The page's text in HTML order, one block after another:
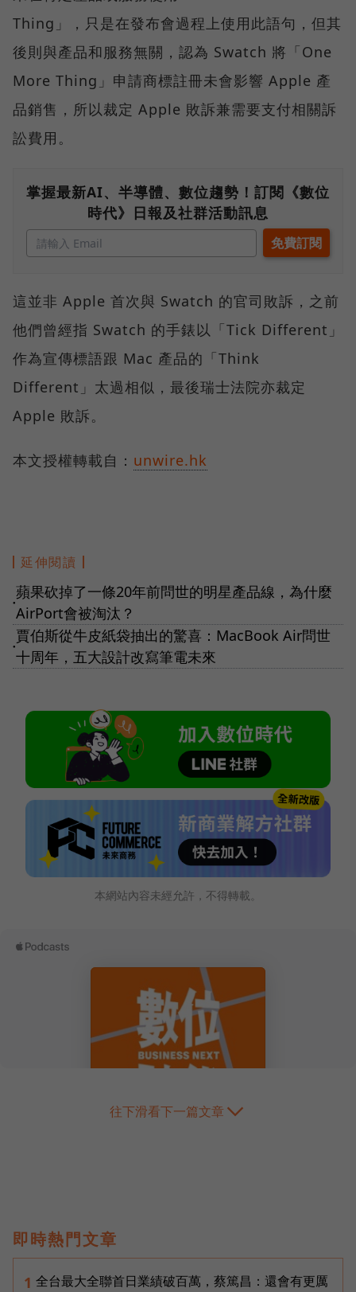
Thing」，只是在發布會過程上使用此語句，但其
後則與產品和服務無關，認為 Swatch 將「One
More Thing」申請商標註冊未會影響 Apple 產
品銷售，所以裁定 Apple 敗訴兼需要支付相關訴
訟費用。
掌握最新AI、半導體、數位趨勢！訂閱《數位
時代》日報及社群活動訊息
這並非 Apple 首次與 Swatch 的官司敗訴，之前
他們曾經指 Swatch 的手錶以「Tick Different」
作為宣傳標語跟 Mac 產品的「Think
Different」太過相似，最後瑞士法院亦裁定
Apple 敗訴。
本文授權轉載自： unwire.hk
延伸閱讀
●
蘋果砍掉了一條20年前問世的明星產品線，為什麼
AirPort會被淘汰？
●
賈伯斯從牛皮紙袋抽出的驚喜：MacBook Air問世
十周年，五大設計改寫筆電未來
本網站內容未經允許，不得轉載。
往下滑看下一篇文章
即時熱門文章
1 全台最大全聯首日業績破百萬，蔡篤昌：還會有更厲